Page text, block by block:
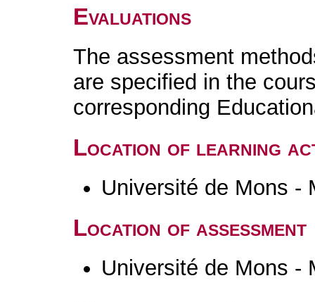
Evaluations
The assessment
are specified in the
corresponding
Location of learning
Université de Mons -
Location of assessment
Université de Mons -